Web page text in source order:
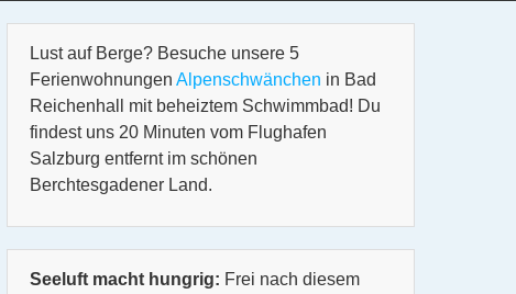
Lust auf Berge? Besuche unsere 5
Ferienwohnungen Alpenschwänchen in Bad
Reichenhall mit beheiztem Schwimmbad! Du
findest uns 20 Minuten vom Flughafen
Salzburg entfernt im schönen
Berchtesgadener Land.
Seeluft macht hungrig: Frei nach diesem